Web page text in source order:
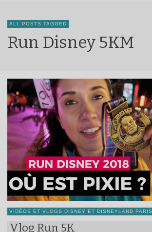
ALL POSTS TAGGED
Run Disney 5KM
VIDÉOS ET VLOGS DISNEY ET DISNEYLAND PARIS
Vlog Run 5K